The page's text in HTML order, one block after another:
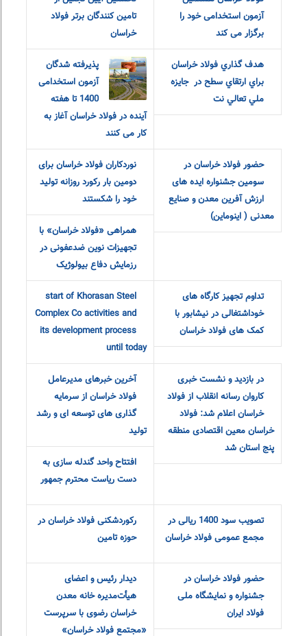
استخدامی خود را برگزار می کند
تجلیل از تامین
خراسان
هدف گذاري فولاد
خراسان براي
ارتقاي ‎سطح در ‎
جايزه ملي تعالي نت
پذیرفته شدگان
آزمون استخدامی
1400 تا هفته
آینده در فولاد خراسان آغاز به
کار می کنند
حضور فولاد
خراسان در
سومین جشنواره
ایده های ارزش آفرین معدن و
صنایع معدنی ( اینوماین)
دومین بار رکورد روزانه تولید
خود را شکستند
همراهی «فولاد خراسان» با
تجهیزات نوین ضدعفونی در
رزمایش دفاع بیولوژیک
تداوم تجهیز کارگاه های
خوداشتغالی در نیشابور با
کمک های فولاد خراسان
start of Khorasan Steel
Complex Co activities and
its development process
until today
در بازدید و نشست خبری
کاروان رسانه انقلاب از فولاد
خراسان اعلام شد: فولاد
خراسان معین اقتصادی منطقه
آخرین خبرهای مدیرعامل
فولاد خراسان از سرمایه
گذاری های توسعه ای و رشد
تولید
به دست ریاست محترم
جمهور
تصویب سود
1400 ریالی در
مجمع عمومی
فولاد خراسان
رکوردشکنی فولاد خراسان در
حوزه تامین
حضور فولاد خراسان در